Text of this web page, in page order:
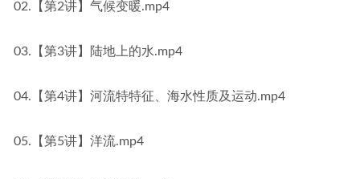
02.【第2讲】气候变暖.mp4
03.【第3讲】陆地上的水.mp4
04.【第4讲】河流特特征、海水性质及运动.mp4
05.【第5讲】洋流.mp4